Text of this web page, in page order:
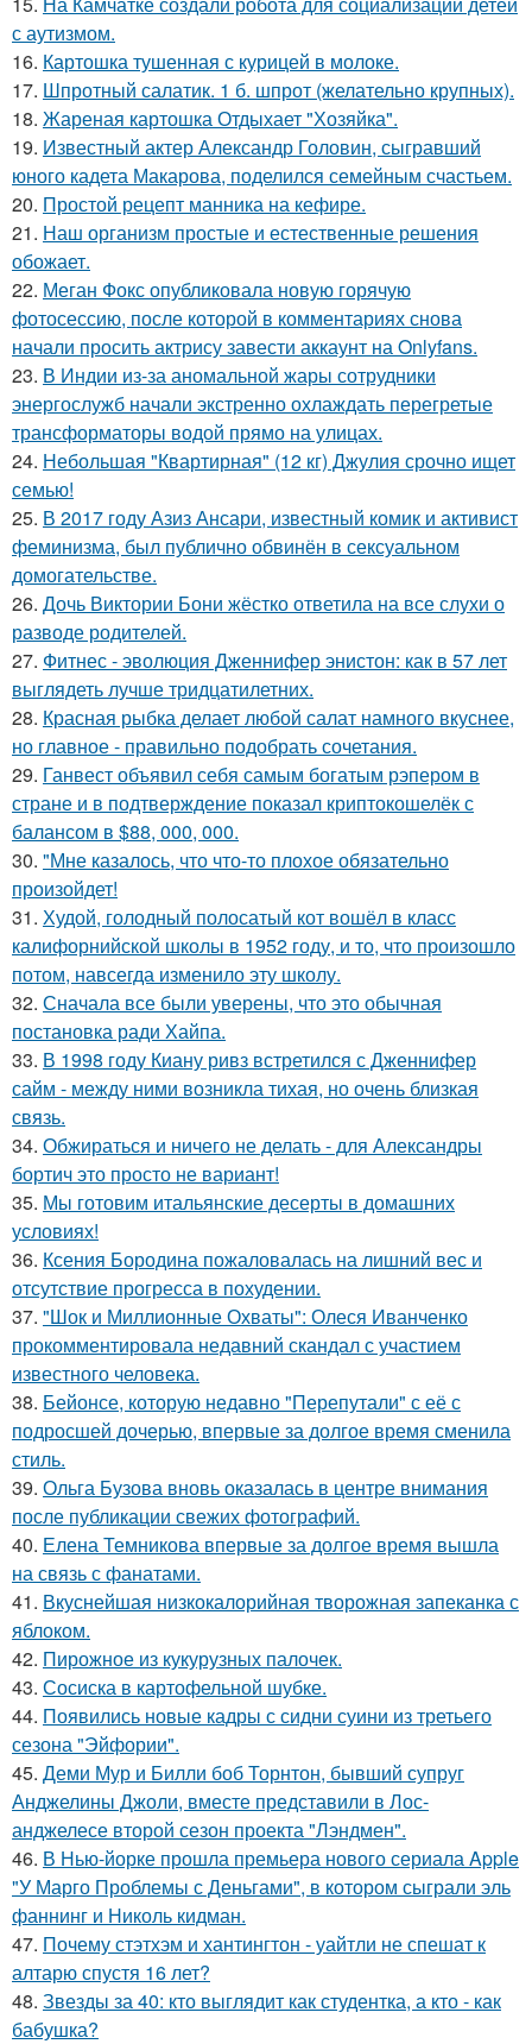
с аутизмом.
16. Картошка тушенная с курицей в молоке.
17. Шпротный салатик. 1 б. шпрот (желательно крупных).
18. Жареная картошка Отдыхает "Хозяйка".
19. Известный актер Александр Головин, сыгравший
юного кадета Макарова, поделился семейным счастьем.
20. Простой рецепт манника на кефире.
21. Наш организм простые и естественные решения
обожает.
22. Меган Фокс опубликовала новую горячую
фотосессию, после которой в комментариях снова
начали просить актрису завести аккаунт на Onlyfans.
23. В Индии из-за аномальной жары сотрудники
энергослужб начали экстренно охлаждать перегретые
трансформаторы водой прямо на улицах.
24. Небольшая "Квартирная" (12 кг) Джулия срочно ищет
семью!
25. В 2017 году Азиз Ансари, известный комик и активист
феминизма, был публично обвинён в сексуальном
домогательстве.
26. Дочь Виктории Бони жёстко ответила на все слухи о
разводе родителей.
27. Фитнес - эволюция Дженнифер энистон: как в 57 лет
выглядеть лучше тридцатилетних.
28. Красная рыбка делает любой салат намного вкуснее,
но главное - правильно подобрать сочетания.
29. Ганвест объявил себя самым богатым рэпером в
стране и в подтверждение показал криптокошелёк с
балансом в $88, 000, 000.
30. "Мне казалось, что что-то плохое обязательно
произойдет!
31. Худой, голодный полосатый кот вошёл в класс
калифорнийской школы в 1952 году, и то, что произошло
потом, навсегда изменило эту школу.
32. Сначала все были уверены, что это обычная
постановка ради Хайпа.
33. В 1998 году Киану ривз встретился с Дженнифер
сайм - между ними возникла тихая, но очень близкая
связь.
34. Обжираться и ничего не делать - для Александры
бортич это просто не вариант!
35. Мы готовим итальянские десерты в домашних
условиях!
36. Ксения Бородина пожаловалась на лишний вес и
отсутствие прогресса в похудении.
37. "Шок и Миллионные Охваты": Олеся Иванченко
прокомментировала недавний скандал с участием
известного человека.
38. Бейонсе, которую недавно "Перепутали" с её с
подросшей дочерью, впервые за долгое время сменила
стиль.
39. Ольга Бузова вновь оказалась в центре внимания
после публикации свежих фотографий.
40. Елена Темникова впервые за долгое время вышла
на связь с фанатами.
41. Вкуснейшая низкокалорийная творожная запеканка с
яблоком.
42. Пирожное из кукурузных палочек.
43. Сосиска в картофельной шубке.
44. Появились новые кадры с сидни суини из третьего
сезона "Эйфории".
45. Деми Мур и Билли боб Торнтон, бывший супруг
Анджелины Джоли, вместе представили в Лос-
анджелесе второй сезон проекта "Лэндмен".
46. В Нью-йорке прошла премьера нового сериала Apple
"У Марго Проблемы с Деньгами", в котором сыграли эль
фаннинг и Николь кидман.
47. Почему стэтхэм и хантингтон - уайтли не спешат к
алтарю спустя 16 лет?
48. Звезды за 40: кто выглядит как студентка, а кто - как
бабушка?